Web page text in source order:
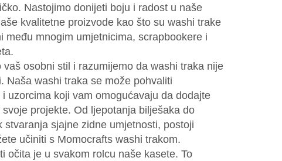
Nastojimo donijeti boju i radost u naše
kvalitetne proizvode kao što su washi trake
među mnogim umjetnicima, scrapbookere i
osobni stil i razumijemo da washi traka nije
Naša washi traka se može pohvaliti
uzorcima koji vam omogućavaju da dodajte
projekte. Od ljepotanja bilješaka do
stvaranja sjajne zidne umjetnosti, postoji
učiniti s Momocrafts washi trakom.
očita je u svakom rolcu naše kasete. To